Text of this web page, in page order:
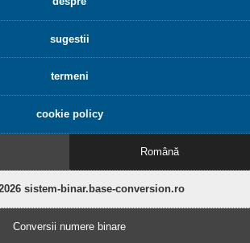
sugestii
termeni
cookie policy
Română
sistem-binar.base-conversion.ro
Conversii numere binare